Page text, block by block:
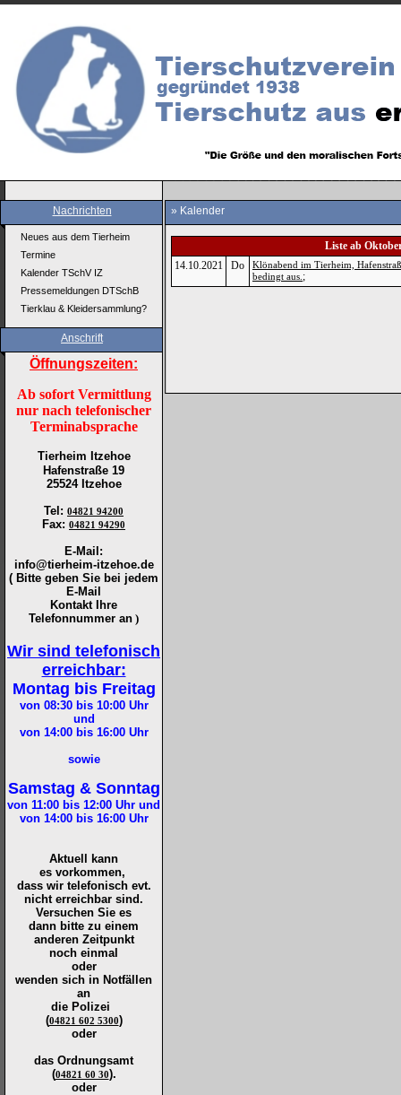
Nachrichten
Neues aus dem Tierheim
Termine
Kalender TSchV IZ
Pressemeldungen DTSchB
Tierklau & Kleidersammlung?
Anschrift
Öffnungszeiten:
Ab sofort Vermittlung
nur nach telefonischer
Terminabsprache
Tierheim Itzehoe
Hafenstraße 19
25524 Itzehoe
Tel : 04821 94200
Fax: 04821 94290
E-Mail:
info@tierheim-itzehoe.de
( Bitte geben Sie bei jedem
E-Mail
Kontakt Ihre
Telefonnummer an )
Wir sind telefonisch
erreichbar:
Montag bis Freitag
von 08:30 bis 10:00Uhr
und
von 14:00 bis 16:00Uhr
sowie
Samstag & Sonntag
von 11:00 bis 12:00 Uhr und
von 14:00 bis 16:00Uhr
Aktuell kann
es vorkommen,
dass wir telefonisch evt.
nicht erreichbar sind.
Versuchen Sie es
dann bitte zu einem
anderen Zeitpunkt
noch einmal
oder
wenden sich in Notfällen
an
die Polizei
(04821 602 5300)
oder
das Ordnungsamt
(04821 60 30).
oder
» Kalender
Liste ab
14.10.2021
Do
Klönabend im Tierheim,
bedingt aus. ;